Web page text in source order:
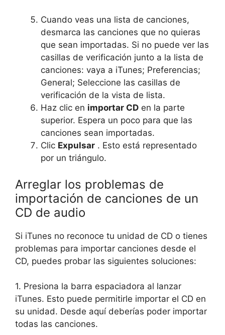
Cuando veas una lista de canciones,
desmarca las canciones que no quieras
que sean importadas. Si no puede ver las
casillas de verificación junto a la lista de
canciones: vaya a iTunes; Preferencias;
General; Seleccione las casillas de
verificación de la vista de lista.
Haz clic en importar CD en la parte
superior. Espera un poco para que las
canciones sean importadas.
Clic Expulsar . Esto está representado
por un triángulo.
Arreglar los problemas de
importación de canciones de un
CD de audio
Si iTunes no reconoce tu unidad de CD o tienes
problemas para importar canciones desde el
CD, puedes probar las siguientes soluciones:
1. Presiona la barra espaciadora al lanzar
iTunes. Esto puede permitirle importar el CD en
su unidad. Desde aquí deberías poder importar
todas las canciones.